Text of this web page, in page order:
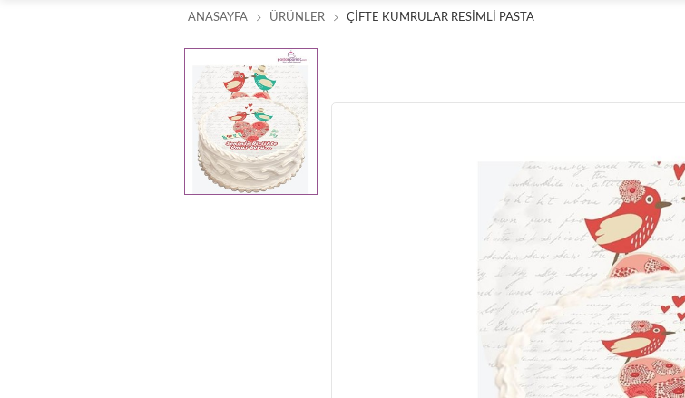
ANASAYFA ÜRÜNLER ÇIFTE KUMRULAR RESIMLI PASTA